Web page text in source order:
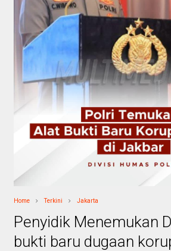
Home Terkini Jakarta
Penyidik Menemukan
bukti baru dugaan